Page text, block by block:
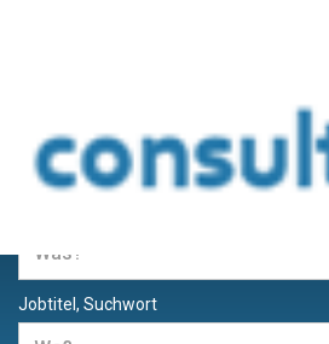
Jobs und Stellenangebote für
Berater und Consultants
Jobtitel, Suchwort